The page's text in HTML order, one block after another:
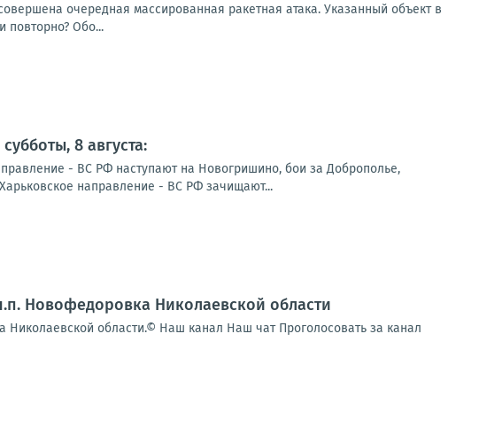
очередная массированная ракетная атака. Указанный объект в
повторно? Обо...
8 августа:
- ВС РФ наступают на Новогришино, бои за Доброполье,
направление - ВС РФ зачищают...
Новофедоровка Николаевской области
области.© Наш канал Наш чат Проголосовать за канал